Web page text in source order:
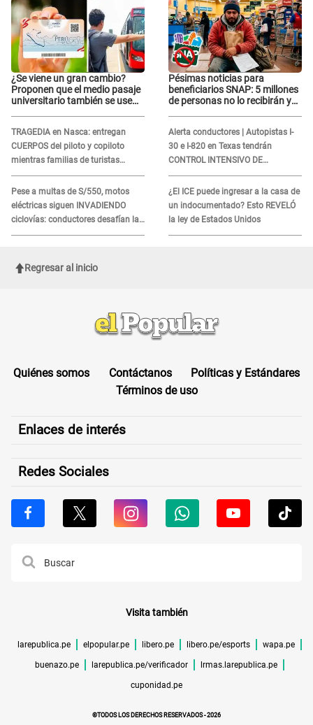
¿Se viene un gran cambio?
Proponen que el medio pasaje
universitario también se use
TRAGEDIA en Nasca: entregan
CUERPOS del piloto y copiloto
mientras familias de turistas
esperan identificación
Pese a multas de S/550, motos
eléctricas siguen INVADIENDO
ciclovías: conductores desafían las
nuevas reglas
Pésimas noticias para
beneficiarios SNAP: 5 millones
de personas no lo recibirán y
Alerta conductores | Autopistas I-
30 e I-820 en Texas tendrán
CONTROL INTENSIVO DE
SEGURIDAD: Estas serán las
HORAS CRÍTICAS
¿El ICE puede ingresar a la casa de
un indocumentado? Esto REVELÓ
la ley de Estados Unidos
Regresar al inicio
Quiénes somos Contáctanos
Políticas y Estándares
Términos de uso
Enlaces de interés
Redes Sociales
Visita también
larepublica.pe elpopular.pe libero.pe libero.pe/esports wapa.pe
buenazo.pe larepublica.pe/verificador lrmas.larepublica.pe
cuponidad.pe
©TODOS LOS DERECHOS RESERVADOS -2026